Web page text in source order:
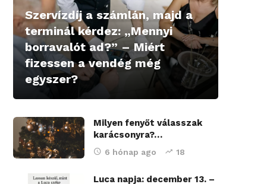
Szervízdíj a számlán, majd a
terminál kérdez: „Mennyi
borravalót ad?” – Miért
fizessen a vendég még
egyszer?
Milyen fenyőt válasszak
karácsonyra?…
6 hónap ago 18
Luca napja: december 13. –